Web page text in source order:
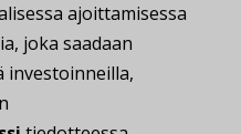
ajoittamisessa
joka saadaan
investoinneilla,